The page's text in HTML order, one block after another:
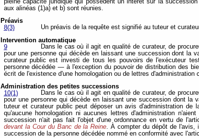
aux alinéas (1)a) et b) sont réunies.
Préavis
8(3)
Un préavis de la requête est signifié au tuteur et
Intervention automatique
9
Dans le cas où il agit en qualité de curateur, de
pour une personne qui décède en laissant une succession dont la
curateur public est investi de tous les pouvoirs de l'exécuteur
personne décédée — à l'exception du pouvoir de distribution des
écrit de l'existence d'une homologation ou de lettres d'administration
Administration des petites successions
10(1)
Dans le cas où il agit en qualité de curateur, de
pour une personne qui décède en laissant une succession dont la
tuteur et curateur public peut déposer un avis d'administration de
qu'aucune homologation ni aucunes lettres d'administration
succession n'ait pas fait l'objet d'une ordonnance en vertu de
devant la Cour du Banc de la Reine. À compter du dépôt de l'avis,
succession de la personne décédée nommé en conformité avec